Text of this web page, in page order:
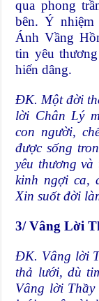
qua phong
bên. Ý nhiệm
Ánh Vầng
tin yêu
hiến dâng.
ĐK. Một đời
lời Chân Lý
con người,
được sống
yêu thương
kinh ngợi ca,
Xin suốt đời
3/ Vâng Lời
ĐK. Vâng lời
thả lưới, dù
Vâng lời